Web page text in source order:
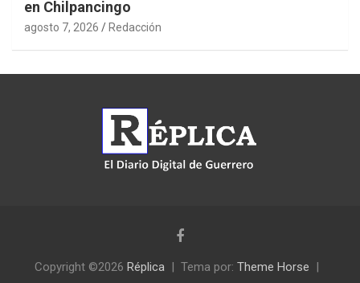
en Chilpancingo
agosto 7, 2026 Redacción
Copyright ©2026 Réplica Tema por: Theme Horse